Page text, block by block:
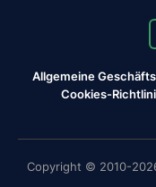
Allgemeine
Cookies-
Copyright © 2010-